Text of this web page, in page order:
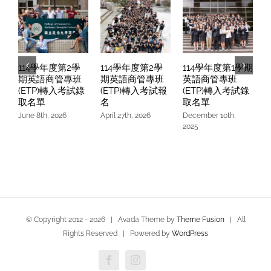
試
報
名
114學年度第2學
期英語商管專班
(ETP)轉入考試錄
取名單
June 8th, 2026
114學年度第2學
期英語商管專班
(ETP)轉入考試報
名
April 27th, 2026
114學年度第1學期
英語商管專班
(ETP)轉入考試錄
取名單
December 10th,
2025
© Copyright 2012 - 2026 | Avada Theme by Theme Fusion| All
Rights Reserved | Powered by WordPress
FacebookInstagram